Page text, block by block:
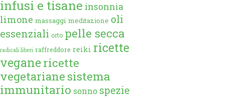
infusi e tisane insonnia
limone massaggi meditazione oli
essenziali orto pelle secca
radicali liberi raffreddore reiki ricette
veganericette
vegetariane sistema
immunitario sonno spezie